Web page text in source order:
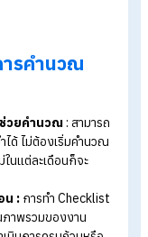
มาสาย
งาน ÷ จำนวนวันทำงาน
น ÷ จำนวนวันทำงาน
ครั้งมาสาย ÷ จำนวนวัน